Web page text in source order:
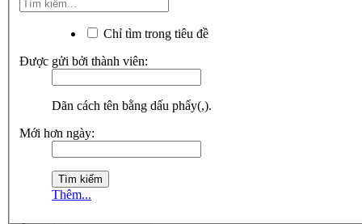
Chỉ tìm trong tiêu đề
Được gửi bởi thành viên:
Dãn cách tên bằng dấu phẩy(,).
Mới hơn ngày:
Thêm...